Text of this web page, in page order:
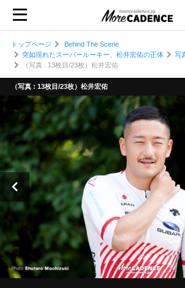
トップページ
Behind The Scene
突如現れたスーパールーキー、松井宏佑の正体
写
（写真 : 13枚目/23枚）松井宏佑
（写真 : 13枚目/23枚）松井宏佑